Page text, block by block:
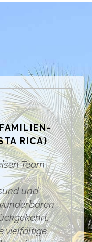
RICA)
Team
und
vielfältige